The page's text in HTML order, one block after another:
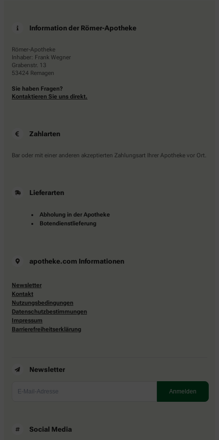
Information der Römer-Apotheke
Römer-Apotheke
Inhaber: Frank Wegner
Grabenstr. 13
53424 Remagen
Sie haben Fragen?
Kontaktieren Sie uns direkt.
Zahlarten
Bar oder mit einer anderen akzeptierten Zahlungsart Ihrer Apotheke vor Ort.
Lieferarten
Abholung in der Apotheke
Botendienstlieferung
apotheke.com Informationen
Newsletter
Kontakt
Nutzungsbedingungen
Datenschutzbestimmungen
Impressum
Barrierefreiheitserklärung
Newsletter
Social Media